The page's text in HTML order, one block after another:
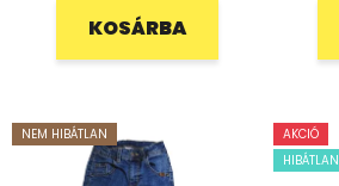
KOSÁRBA
NEM HIBÁTLAN
AKCIÓ
HIBÁTLAN